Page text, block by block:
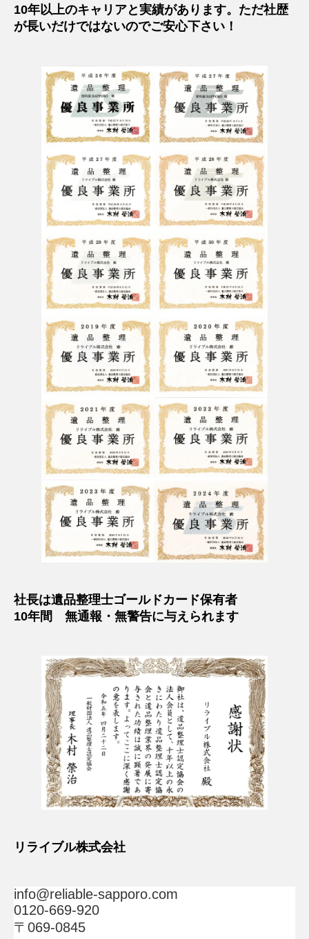
10年以上のキャリアと実績があります。ただ社歴
が長いだけではないのでご安心下さい！
社長は遺品整理士ゴールドカード保有者
10年間 無通報・無警告に与えられます
リライブル株式会社
info@reliable-sapporo.com
0120-669-920
〒069-0845